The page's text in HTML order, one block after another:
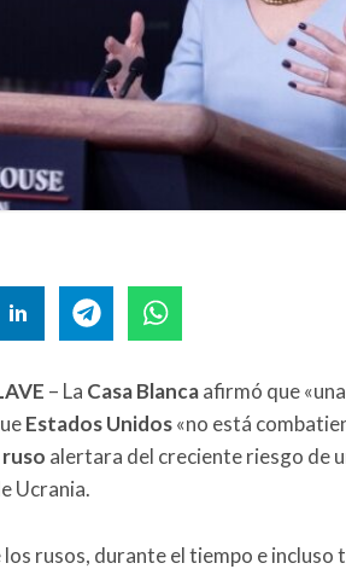
– La Casa Blancaafirmó que «una
Estados Unidos«no está
alertara del creciente riesgo de
Ucrania.
los rusos, durante el tiempo e